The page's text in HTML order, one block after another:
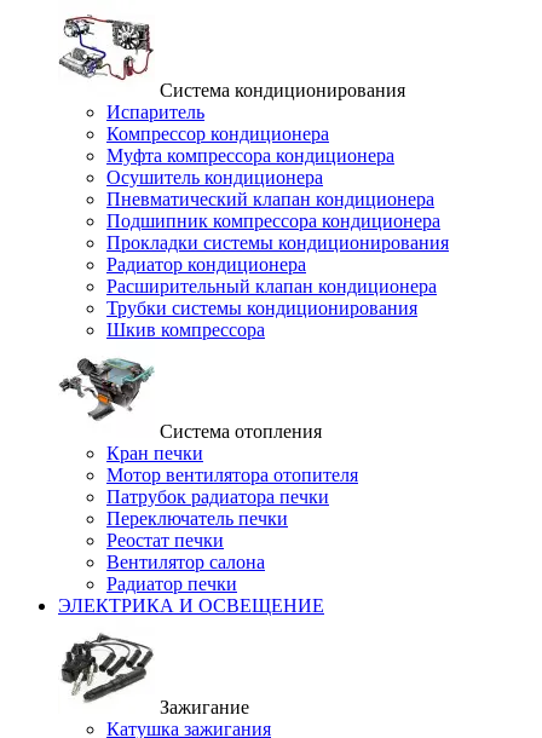
Система кондиционирования
Испаритель
Компрессор кондиционера
Муфта компрессора кондиционера
Осушитель кондиционера
Пневматический клапан кондиционера
Подшипник компрессора кондиционера
Прокладки системы кондиционирования
Радиатор кондиционера
Расширительный клапан кондиционера
Трубки системы кондиционирования
Шкив компрессора
Система отопления
Кран печки
Мотор вентилятора отопителя
Патрубок радиатора печки
Переключатель печки
Реостат печки
Вентилятор салона
Радиатор печки
ЭЛЕКТРИКА И ОСВЕЩЕНИЕ
Зажигание
Катушка зажигания